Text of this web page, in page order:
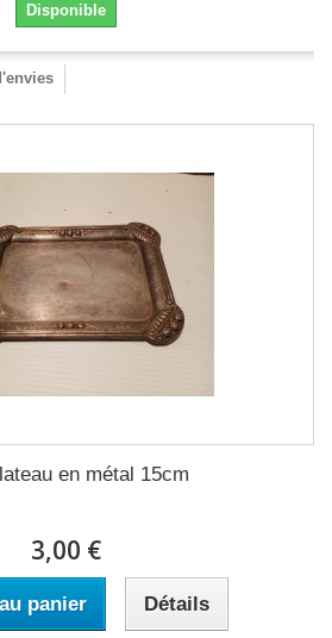
Disponible
en métal 15cm
3,00 €
panier Détails